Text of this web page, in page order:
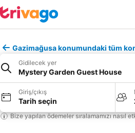
Gazimağusa konumundaki tüm
Gidilecek yer
Mystery Garden Guest House
Giriş/çıkış
Tarih seçin
Bize yapılan ödemeler sıralamamızı nasıl